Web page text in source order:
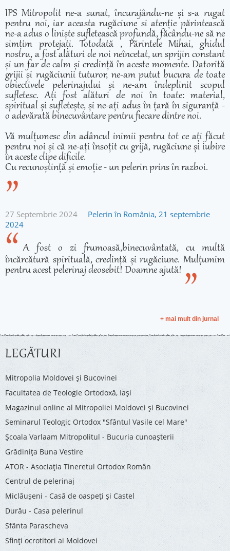
IPS Mitropolit ne-a sunat, încurajându-ne și s-a rugat
pentru noi, iar aceasta rugăciune si atenție părintească
ne-a adus o liniște sufletească profundă, făcându-ne să ne
simțim protejați. Totodată , Părintele Mihai, ghidul
nostru, a fost alături de noi neîncetat, un sprijin constant
și un far de calm și credință în aceste momente. Datorită
grijii și rugăciunii tuturor, ne-am putut bucura de toate
obiectivele pelerinajului și ne-am îndeplinit scopul
sufletesc. Ați fost alături de noi în toate: material,
spiritual și sufletește, și ne-ați adus în țară în siguranță -
o adevărată binecuvântare pentru fiecare dintre noi.
Vă mulțumesc din adâncul inimii pentru tot ce ați făcut
pentru noi și că ne-ați însoțit cu grijă, rugăciune și iubire
în aceste clipe dificile.
Cu recunoștință și emoție - un pelerin prins în razboi.
27 Septembrie 2024
Pelerin în România, 21 septembrie
2024
A fost o zi frumoasă,binecuvântată, cu multă
încărcătură spirituală, credință și rugăciune. Mulțumim
pentru acest pelerinaj deosebit! Doamne ajută!
+ mai mult din jurnal
LEGĂTURI
Mitropolia Moldovei și Bucovinei
Facultatea de Teologie Ortodoxă, Iaşi
Magazinul online al Mitropoliei Moldovei și Bucovinei
Seminarul Teologic Ortodox "Sfântul Vasile cel Mare"
Şcoala Varlaam Mitropolitul - Bucuria cunoaşterii
Grădinița Buna Vestire
ATOR - Asociaţia Tineretul Ortodox Român
Centrul de pelerinaj
Miclăușeni - Casă de oaspeţi şi Castel
Durău - Casa pelerinul
Sfânta Parascheva
Sfinți ocrotitori ai Moldovei